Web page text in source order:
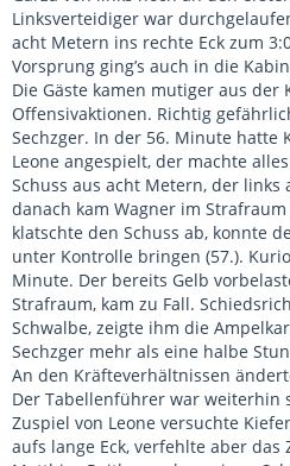
Linksverteidiger war
acht Metern ins rechte Eck zum
Vorsprung ging’s auch in die
Die Gäste kamen mutiger aus der
Offensivaktionen. Richtig
Sechzger. In der 56. Minute hatte
Leone angespielt, der machte
Schuss aus acht Metern, der links
danach kam Wagner im
klatschte den Schuss ab, konnte
unter Kontrolle bringen (57.).
Minute. Der bereits Gelb
Strafraum, kam zu Fall.
Schwalbe, zeigte ihm die
Sechzger mehr als eine halbe
An den Kräfteverhältnissen
Der Tabellenführer war weiterhin
Zuspiel von Leone versuchte
aufs lange Eck, verfehlte aber